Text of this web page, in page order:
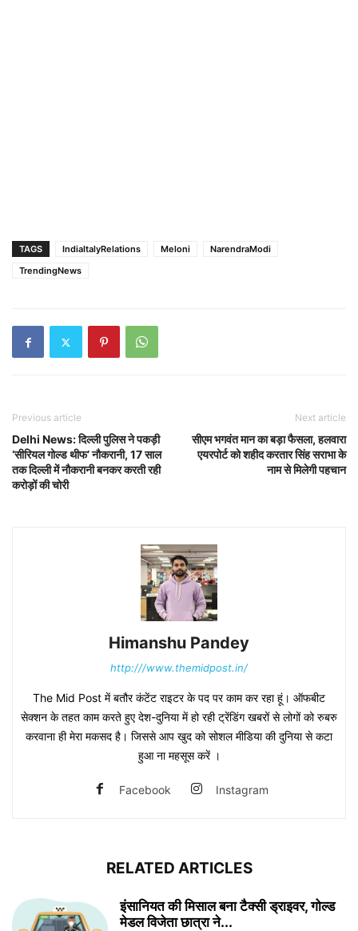
TAGS IndiaItalyRelations Meloni
NarendraModi
TrendingNews
Previous article
Delhi News: दिल्ली पुलिस ने पकड़ी
‘सीरियल गोल्ड थीफ’ नौकरानी, 17 साल
तक दिल्ली में नौकरानी बनकर करती रही
करोड़ों की चोरी
Next article
सीएम भगवंत मान का बड़ा फैसला, हलवारा
एयरपोर्ट को शहीद करतार सिंह सराभा के
नाम से मिलेगी पहचान
Himanshu Pandey
http:///www.themidpost.in/
The Mid Post में बतौर कंटेंट राइटर के पद पर काम कर रहा हूं। ऑफबीट
सेक्शन के तहत काम करते हुए देश-दुनिया में हो रही ट्रेंडिंग खबरों से लोगों को रुबरु
करवाना ही मेरा मकसद है। जिससे आप खुद को सोशल मीडिया की दुनिया से कटा
हुआ ना महसूस करें ।
Facebook Instagram
RELATED ARTICLES
इंसानियत की मिसाल बना टैक्सी ड्राइवर, गोल्ड
मेडल विजेता छात्रा ने...